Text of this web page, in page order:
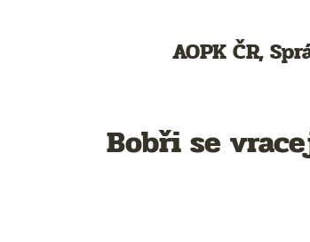
AOPK ČR,
Bobři se